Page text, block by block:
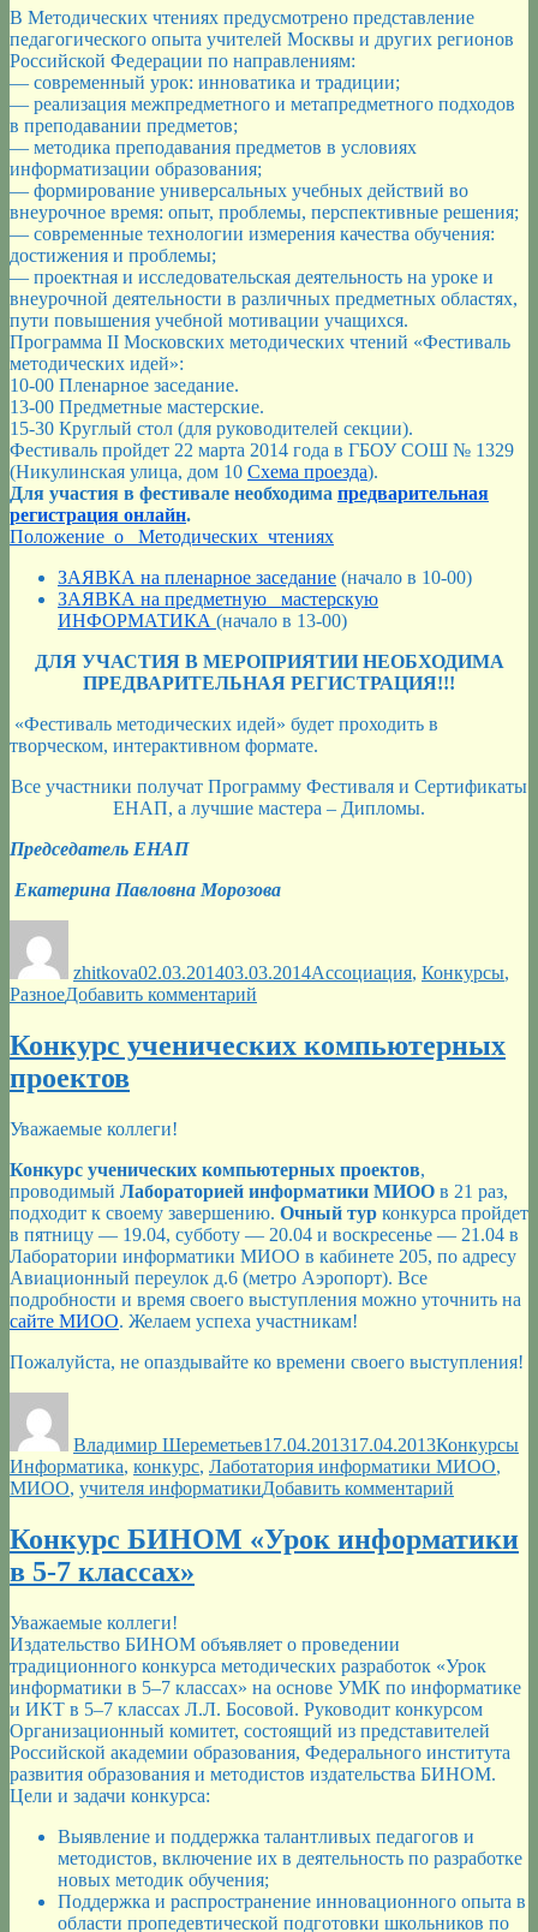
чтения
«Фестиваль
методических
идей»
В Методических чтениях предусмотрено представление
педагогического опыта учителей Москвы и других регионов
Российской Федерации по направлениям:
— современный урок: инноватика и традиции;
— реализация межпредметного и метапредметного подходов
в преподавании предметов;
— методика преподавания предметов в условиях
информатизации образования;
— формирование универсальных учебных действий во
внеурочное время: опыт, проблемы, перспективные решения;
— современные технологии измерения качества обучения:
достижения и проблемы;
— проектная и исследовательская деятельность на уроке и
внеурочной деятельности в различных предметных областях,
пути повышения учебной мотивации учащихся.
Программа II Московских методических чтений «Фестиваль
методических идей»:
10-00 Пленарное заседание.
13-00 Предметные мастерские.
15-30 Круглый стол (для руководителей секции).
Фестиваль пройдет 22 марта 2014 года в ГБОУ СОШ № 1329
(Никулинская улица, дом 10 Схема проезда).
Для участия в фестивале необходима предварительная
регистрация онлайн.
Положение_о _Методических_чтениях
ЗАЯВКА на пленарное заседание (начало в 10-00)
ЗАЯВКА на предметную мастерскую
ИНФОРМАТИКА (начало в 13-00)
ДЛЯ УЧАСТИЯ В МЕРОПРИЯТИИ НЕОБХОДИМА
ПРЕДВАРИТЕЛЬНАЯ РЕГИСТРАЦИЯ!!!
«Фестиваль методических идей» будет проходить в
творческом, интерактивном формате.
Все участники получат Программу Фестиваля и Сертификаты
ЕНАП, а лучшие мастера – Дипломы.
Председатель ЕНАП
Екатерина Павловна Морозова
zhitkova02.03.201403.03.2014Ассоциация, Конкурсы,
РазноеДобавить комментарий
Московские
идей»
Конкурс ученических компьютерных
проектов
Уважаемые коллеги!
Конкурс ученических компьютерных проектов,
проводимый Лабораторией информатики МИОО в 21 раз,
подходит к своему завершению. Очный тур конкурса пройдет
в пятницу — 19.04, субботу — 20.04 и воскресенье — 21.04 в
Лаборатории информатики МИОО в кабинете 205, по адресу
Авиационный переулок д.6 (метро Аэропорт). Все
подробности и время своего выступления можно уточнить на
сайте МИОО. Желаем успеха участникам!
Пожалуйста, не опаздывайте ко времени своего выступления!
Владимир Шереметьев17.04.201317.04.2013Конкурсы
Информатика, конкурс, Лаботатория информатики МИОО,
МИОО, учителя информатикиДобавить комментарий
Конкурс БИНОМ «Урок информатики
в 5-7 классах»
Уважаемые коллеги!
Издательство БИНОМ объявляет о проведении
традиционного конкурса методических разработок «Урок
информатики в 5–7 классах» на основе УМК по информатике
и ИКТ в 5–7 классах Л.Л. Босовой. Руководит конкурсом
Организационный комитет, состоящий из представителей
Российской академии образования, Федерального института
развития образования и методистов издательства БИНОМ.
Цели и задачи конкурса:
Выявление и поддержка талантливых педагогов и
методистов, включение их в деятельность по разработке
новых методик обучения;
Поддержка и распространение инновационного опыта в
области пропедевтической подготовки школьников по